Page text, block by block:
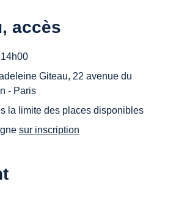
accès
Giteau, 22 avenue du
- Paris
la limite des places disponibles
sur inscription